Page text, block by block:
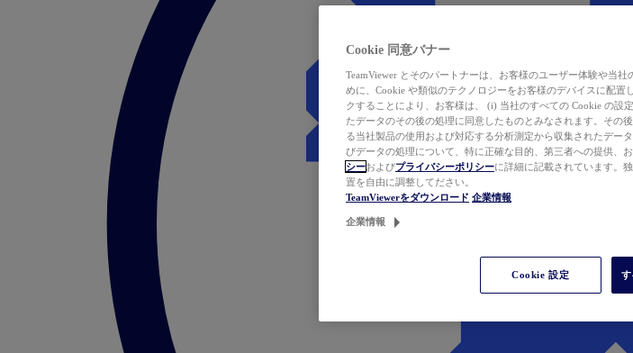
Cookie 同意バナー
TeamViewer とそのパートナーは、お客様のユーザー体験や当
めに、Cookie や類似のテクノロジーをお客様のデバイスに配置
クすることにより、お客様は、 (i) 当社のすべての Cookie の設
たデータのその後の処理に同意したものとみなされます。その
る当社製品の使用および対応する分析測定から収集されたデー
びデータの処理について、特に正確な目的、第三者への提供、
シーおよびプライバシーポリシーに詳細に記載されています。
置を自由に調整してださい。
TeamViewerをダウンロード 企業情報
企業情報
Cookie 設定